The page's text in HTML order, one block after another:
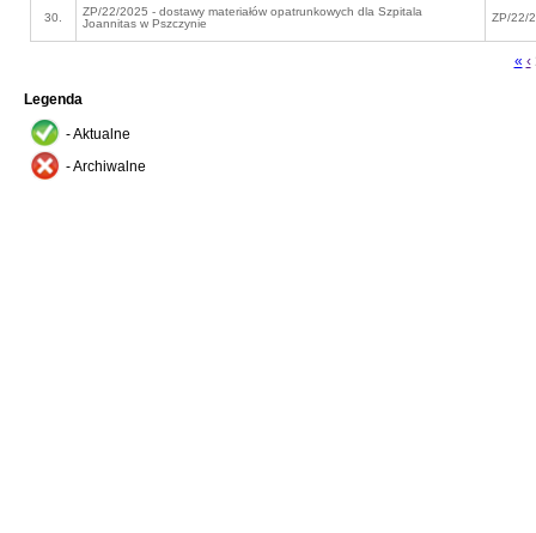
30.
ZP/22/2025 - dostawy materiałów opatrunkowych dla Szpitala
Joannitas w Pszczynie
ZP/22/
« ‹
Legenda
- Aktualne
- Archiwalne